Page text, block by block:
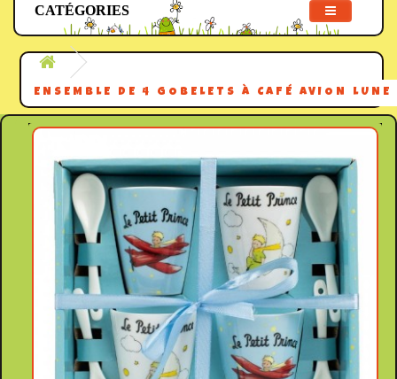
CATÉGORIES
ENSEMBLE DE 4 GOBELETS À CAFÉ AVION